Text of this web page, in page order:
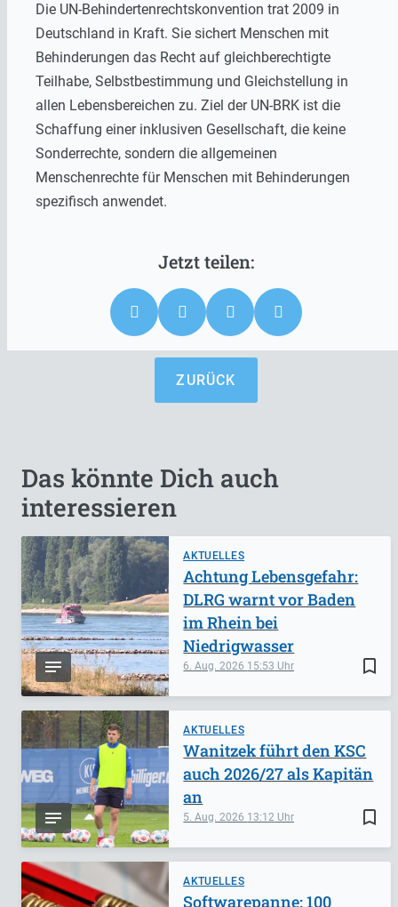
Die UN-Behindertenrechtskonvention trat 2009 in
Deutschland in Kraft. Sie sichert Menschen mit
Behinderungen das Recht auf gleichberechtigte
Teilhabe, Selbstbestimmung und Gleichstellung in
allen Lebensbereichen zu. Ziel der UN-BRK ist die
Schaffung einer inklusiven Gesellschaft, die keine
Sonderrechte, sondern die allgemeinen
Menschenrechte für Menschen mit Behinderungen
spezifisch anwendet.
ZURÜCK
Das könnte Dich auch
interessieren
AKTUELLES
bookmark_border
6. Aug. 2026 15:53
Achtung Lebensgefahr:
DLRG warnt vor Baden
im Rhein bei
Niedrigwasser
AKTUELLES
bookmark_border
5. Aug. 2026 13:12
Wanitzek führt den KSC
auch 2026/27 als Kapitän
an
AKTUELLES
Softwarepanne: 100